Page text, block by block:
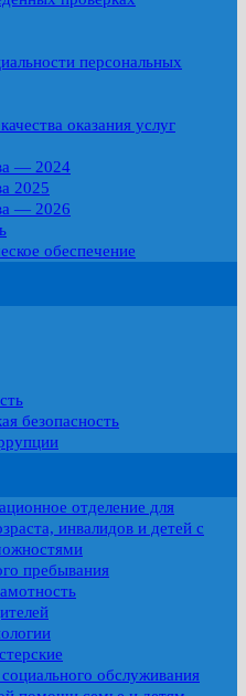
персональных
оказания услуг
— 2024
2025
— 2026
обеспечение
безопасность
отделение для
инвалидов и детей с
пребывания
обслуживания